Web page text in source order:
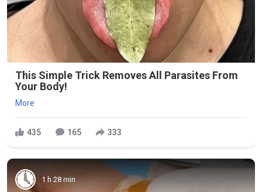
This Simple Trick Removes All Parasites From
Your Body!
More
435 165 333
1 h 28 min